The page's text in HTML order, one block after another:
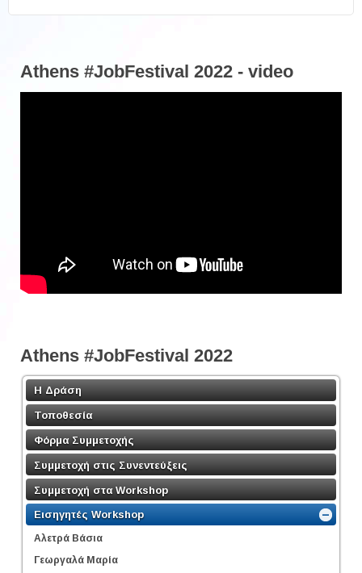
Athens #JobFestival 2022 - video
Athens #JobFestival 2022
Η Δράση
Τοποθεσία
Φόρμα Συμμετοχής
Συμμετοχή στις Συνεντεύξεις
Συμμετοχή στα Workshop
Εισηγητές Workshop
Αλετρά Βάσια
Γεωργαλά Μαρία